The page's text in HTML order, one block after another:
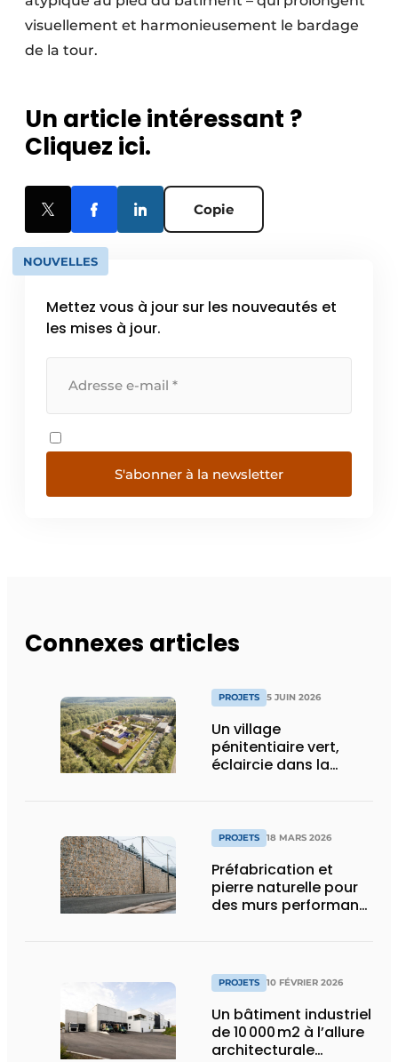
visuellement et harmonieusement le bardage
de la tour.
Un article intéressant ?
Cliquez ici.
Copie
NOUVELLES
Mettez vous à jour sur les nouveautés et
les mises à jour.
S'abonner à la newsletter
Connexes articles
PROJETS 5 JUIN 2026
Un village
pénitentiaire vert,
éclaircie dans la
PROJETS 18 MARS 2026
Préfabrication et
pierre naturelle pour
des murs performants
PROJETS 10 FÉVRIER 2026
Un bâtiment industriel
de 10 000 m2 à l’allure
architecturale